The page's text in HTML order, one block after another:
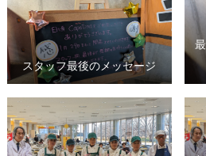
スタッフ最後のメッセージ